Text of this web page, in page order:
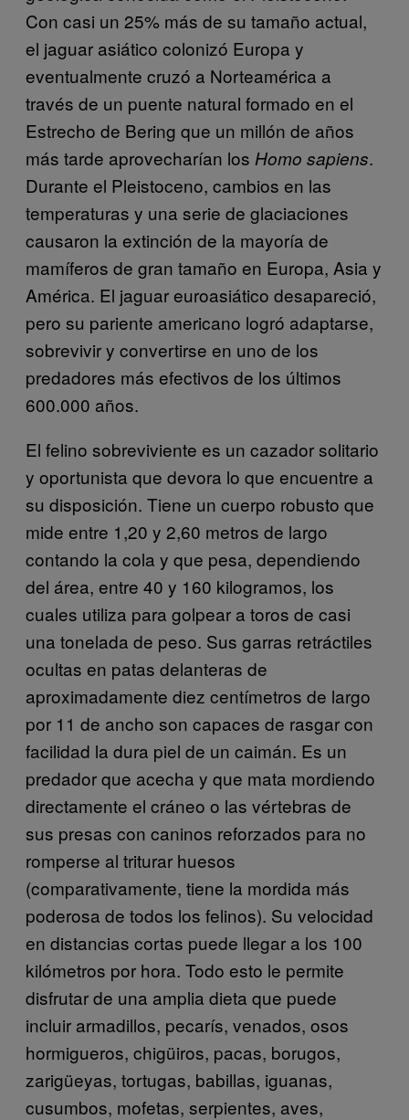
Con casi un 25% más de su tamaño actual,
el jaguar asiático colonizó Europa y
eventualmente cruzó a Norteamérica a
través de un puente natural formado en el
Estrecho de Bering que un millón de años
más tarde aprovecharían los Homo sapiens.
Durante el Pleistoceno, cambios en las
temperaturas y una serie de glaciaciones
causaron la extinción de la mayoría de
mamíferos de gran tamaño en Europa, Asia y
América. El jaguar euroasiático desapareció,
pero su pariente americano logró adaptarse,
sobrevivir y convertirse en uno de los
predadores más efectivos de los últimos
600.000 años.
El felino sobreviviente es un cazador solitario
y oportunista que devora lo que encuentre a
su disposición. Tiene un cuerpo robusto que
mide entre 1,20 y 2,60 metros de largo
contando la cola y que pesa, dependiendo
del área, entre 40 y 160 kilogramos, los
cuales utiliza para golpear a toros de casi
una tonelada de peso. Sus garras retráctiles
ocultas en patas delanteras de
aproximadamente diez centímetros de largo
por 11 de ancho son capaces de rasgar con
facilidad la dura piel de un caimán. Es un
predador que acecha y que mata mordiendo
directamente el cráneo o las vértebras de
sus presas con caninos reforzados para no
romperse al triturar huesos
(comparativamente, tiene la mordida más
poderosa de todos los felinos). Su velocidad
en distancias cortas puede llegar a los 100
kilómetros por hora. Todo esto le permite
disfrutar de una amplia dieta que puede
incluir armadillos, pecarís, venados, osos
hormigueros, chigüiros, pacas, borugos,
zarigüeyas, tortugas, babillas, iguanas,
cusumbos, mofetas, serpientes, aves,